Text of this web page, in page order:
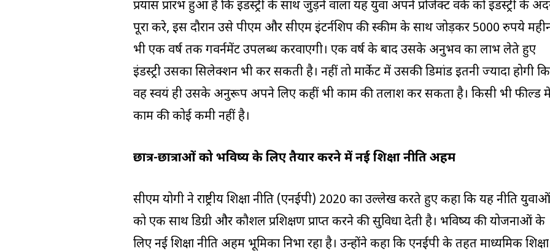
प्रयास प्रारंभ हुआ है कि इंडस्ट्री के साथ जुड़ने वाला यह युवा अपने प्रोजेक्ट वर्क को इंडस्ट्री के
पूरा करे, इस दौरान उसे पीएम और सीएम इंटर्नशिप की स्कीम के साथ जोड़कर 5000 रुपये
भी एक वर्ष तक गवर्नमेंट उपलब्ध करवाएगी। एक वर्ष के बाद उसके अनुभव का लाभ लेते हुए
इंडस्ट्री उसका सिलेक्शन भी कर सकती है। नहीं तो मार्केट में उसकी डिमांड इतनी ज्यादा होगी कि
वह स्वयं ही उसके अनुरूप अपने लिए कहीं भी काम की तलाश कर सकता है। किसी भी फील्ड
काम की कोई कमी नहीं है।
छात्र-छात्राओं को भविष्य के लिए तैयार करने में नई शिक्षा नीति अहम
सीएम योगी ने राष्ट्रीय शिक्षा नीति (एनईपी) 2020 का उल्लेख करते हुए कहा कि यह नीति युवाओं
को एक साथ डिग्री और कौशल प्रशिक्षण प्राप्त करने की सुविधा देती है। भविष्य की योजनाओं के
लिए नई शिक्षा नीति अहम भूमिका निभा रहा है। उन्होंने कहा कि एनईपी के तहत माध्यमिक शिक्षा